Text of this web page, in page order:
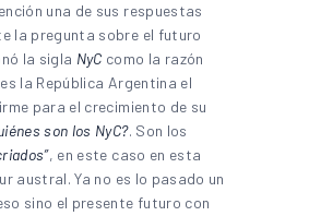
una de sus respuestas
la pregunta sobre el futuro
la sigla NyC como la razón
la República Argentina el
para el crecimiento de su
son los NyC?. Son los
, en este caso en esta
austral. Ya no es lo pasado un
sino el presente futuro con